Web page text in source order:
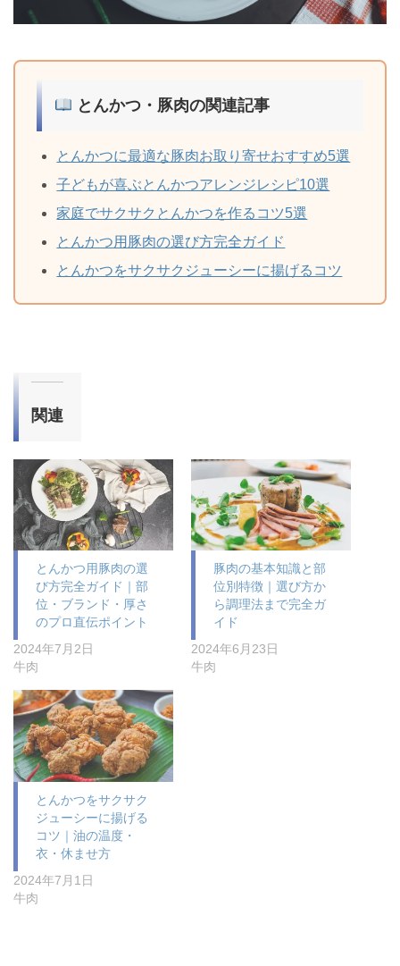
とんかつ・豚肉の関連記事
とんかつに最適な豚肉お取り寄せおすすめ5選
子どもが喜ぶとんかつアレンジレシピ10選
家庭でサクサクとんかつを作るコツ5選
とんかつ用豚肉の選び方完全ガイド
とんかつをサクサクジューシーに揚げるコツ
関連
とんかつ用豚肉の選
び方完全ガイド｜部
位・ブランド・厚さ
のプロ直伝ポイント
2024年7月2日
牛肉
豚肉の基本知識と部
位別特徴｜選び方か
ら調理法まで完全ガ
イド
2024年6月23日
牛肉
とんかつをサクサク
ジューシーに揚げる
コツ｜油の温度・
衣・休ませ方
2024年7月1日
牛肉